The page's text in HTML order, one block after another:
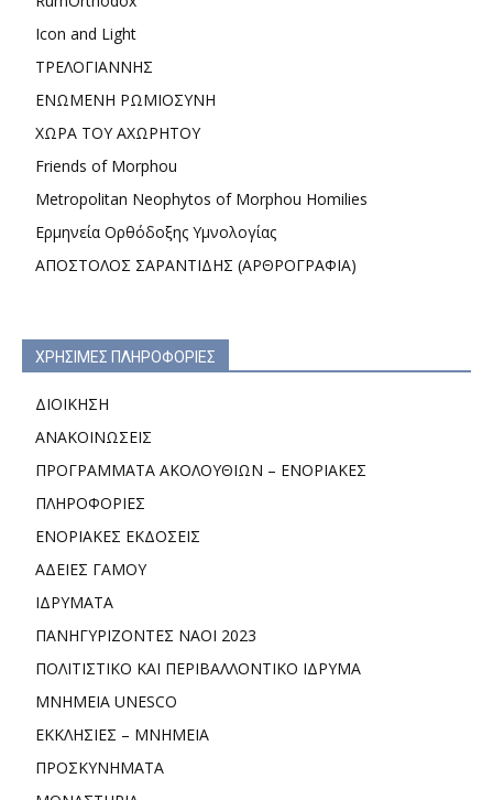
Icon and Light
ΤΡΕΛΟΓΙΑΝΝΗΣ
ΕΝΩΜΕΝΗ ΡΩΜΙΟΣΥΝΗ
ΧΩΡΑ ΤΟΥ ΑΧΩΡΗΤΟΥ
Friends of Morphou
Metropolitan Neophytos of Morphou Homilies
Ερμηνεία Ορθόδοξης Υμνολογίας
ΑΠΟΣΤΟΛΟΣ ΣΑΡΑΝΤΙΔΗΣ (ΑΡΘΡΟΓΡΑΦΙΑ)
ΧΡΗΣΙΜΕΣ ΠΛΗΡΟΦΟΡΙΕΣ
ΔΙΟΙΚΗΣΗ
ΑΝΑΚΟΙΝΩΣΕΙΣ
ΠΡΟΓΡΑΜΜΑΤΑ ΑΚΟΛΟΥΘΙΩΝ – ΕΝΟΡΙΑΚΕΣ
ΠΛΗΡΟΦΟΡΙΕΣ
ΕΝΟΡΙΑΚΕΣ ΕΚΔΟΣΕΙΣ
ΑΔΕΙΕΣ ΓΑΜΟΥ
ΙΔΡΥΜΑΤΑ
ΠΑΝΗΓΥΡΙΖΟΝΤΕΣ ΝΑΟΙ 2023
ΠΟΛΙΤΙΣΤΙΚΟ ΚΑΙ ΠΕΡΙΒΑΛΛΟΝΤΙΚΟ ΙΔΡΥΜΑ
ΜΝΗΜΕΙΑ UNESCO
ΕΚΚΛΗΣΙΕΣ – ΜΝΗΜΕΙΑ
ΠΡΟΣΚΥΝΗΜΑΤΑ